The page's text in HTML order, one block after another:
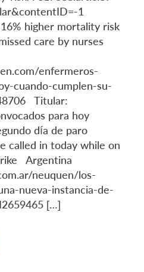
1
higher mortality risk
care by nurses
enfermeros-
cuando-cumplen-su-
Titular:
para hoy
día de paro
called in today while on
Argentina
neuquen/los-
nueva-instancia-de-
[…]